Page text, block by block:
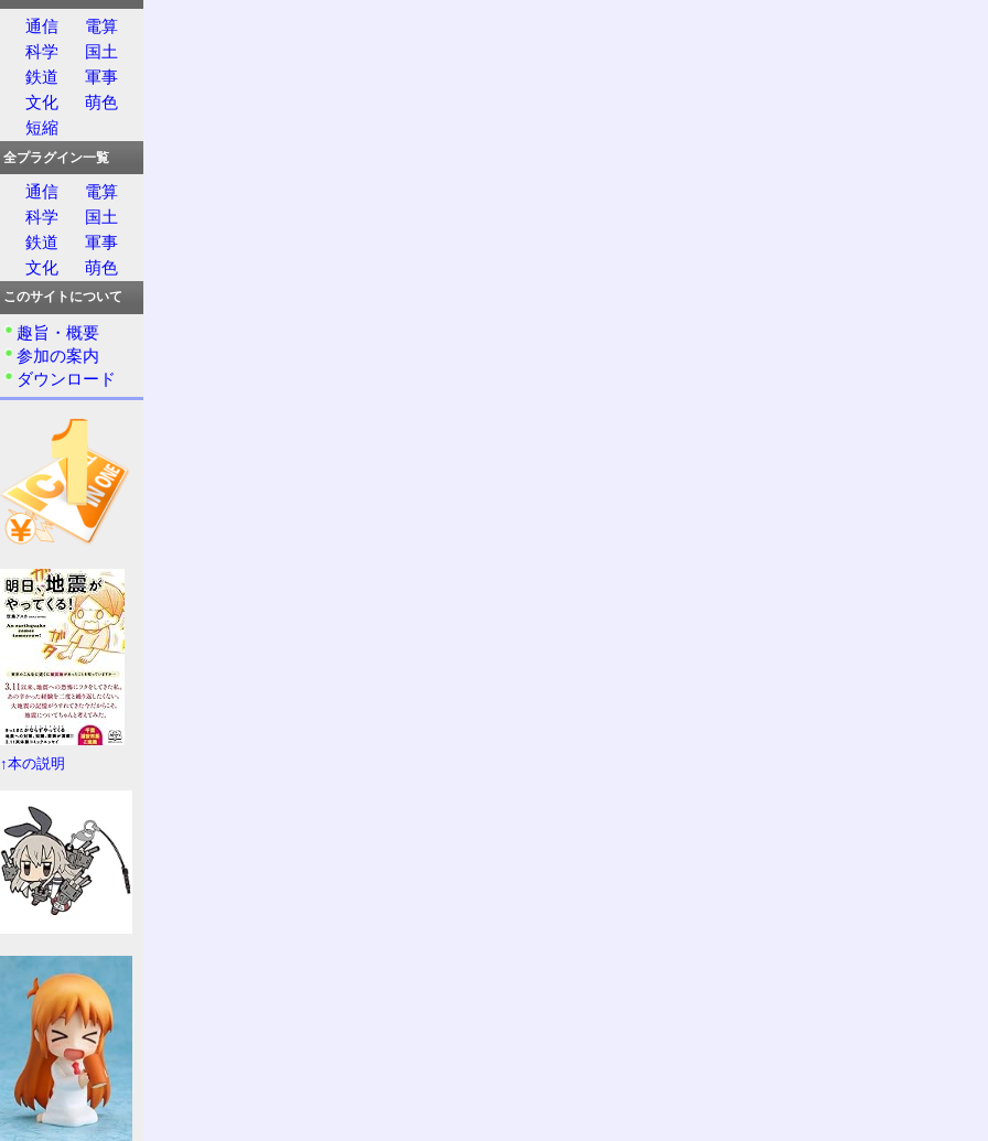
通信
電算
科学
国土
鉄道
軍事
文化
萌色
短縮
全プラグイン一覧
通信
電算
科学
国土
鉄道
軍事
文化
萌色
このサイトについて
趣旨・概要
参加の案内
ダウンロード
↑本の説明